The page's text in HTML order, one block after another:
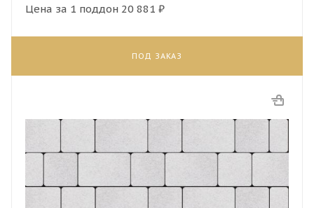
Цена за 1 поддон 20 881 ₽
ПОД ЗАКАЗ